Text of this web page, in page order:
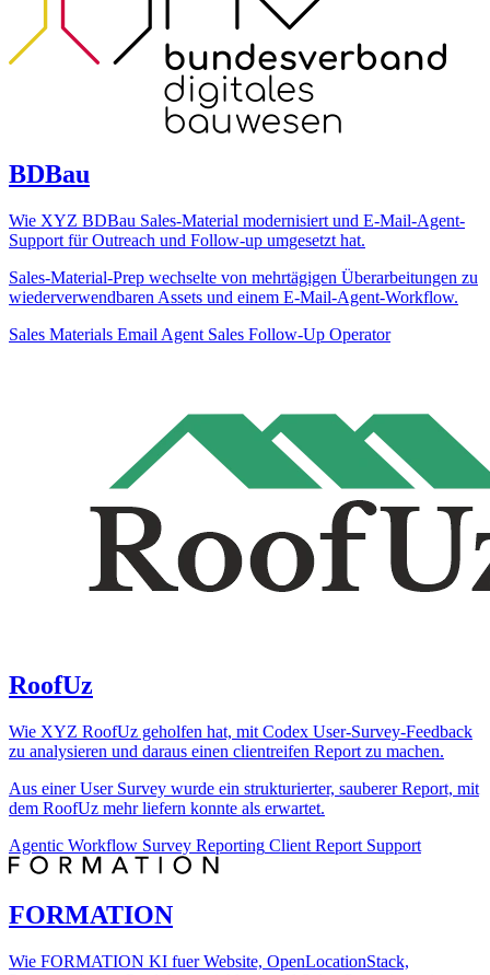
BDBau
Wie XYZ BDBau Sales-Material modernisiert und E-Mail-Agent-
Support für Outreach und Follow-up umgesetzt hat.
Sales-Material-Prep wechselte von mehrtägigen Überarbeitungen zu
wiederverwendbaren Assets und einem E-Mail-Agent-Workflow.
Sales Materials Email Agent Sales Follow-Up Operator
RoofUz
Wie XYZ RoofUz geholfen hat, mit Codex User-Survey-Feedback
zu analysieren und daraus einen clientreifen Report zu machen.
Aus einer User Survey wurde ein strukturierter, sauberer Report, mit
dem RoofUz mehr liefern konnte als erwartet.
Agentic Workflow Survey Reporting Client Report Support
FORMATION
Wie FORMATION KI fuer Website, OpenLocationStack,